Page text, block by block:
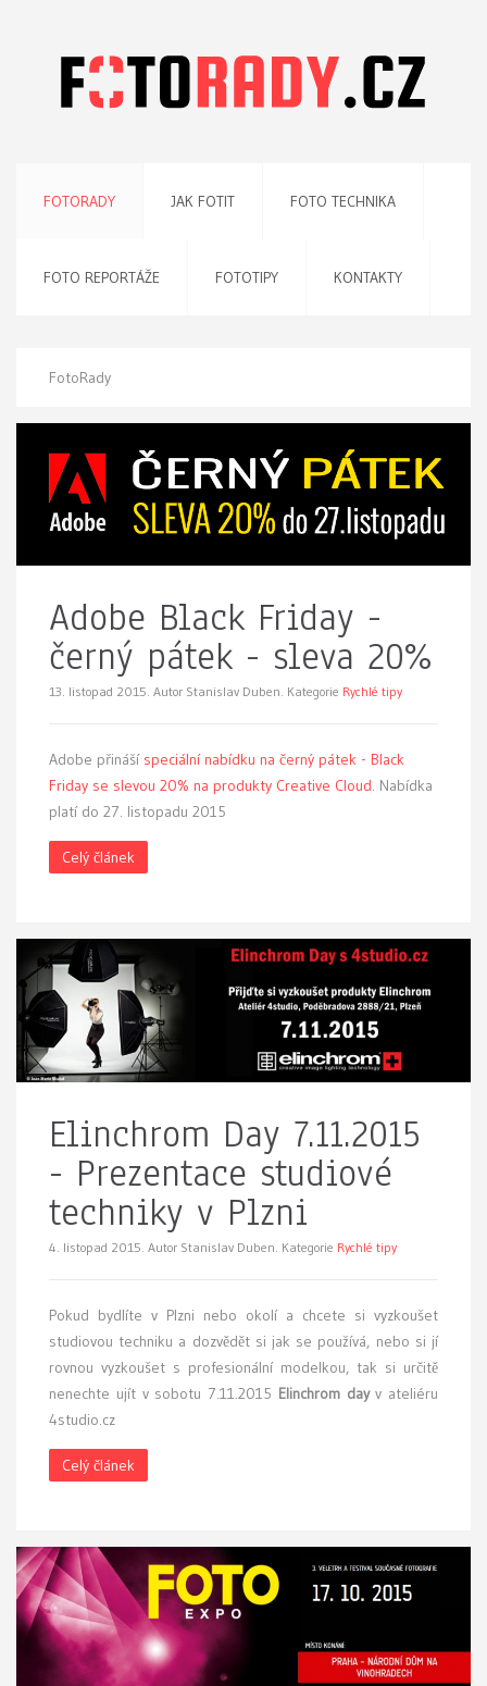
FOTORADY JAK FOTIT FOTO TECHNIKA
FOTO REPORTÁŽE FOTOTIPY KONTAKTY
FotoRady
Adobe Black Friday -
černý pátek - sleva 20%
13. listopad 2015. Autor Stanislav Duben. Kategorie Rychlé tipy
Adobe přináší speciální nabídku na černý pátek - Black
Friday se slevou 20% na produkty Creative Cloud. Nabídka
platí do 27. listopadu 2015
Celý článek
Elinchrom Day 7.11.2015
- Prezentace studiové
techniky v Plzni
4. listopad 2015. Autor Stanislav Duben. Kategorie Rychlé tipy
Pokud bydlíte v Plzni nebo okolí a chcete si vyzkoušet
studiovou techniku a dozvědět si jak se používá, nebo si jí
rovnou vyzkoušet s profesionální modelkou, tak si určitě
nenechte ujít v sobotu 7.11.2015 Elinchrom dayv ateliéru
4studio.cz
Celý článek